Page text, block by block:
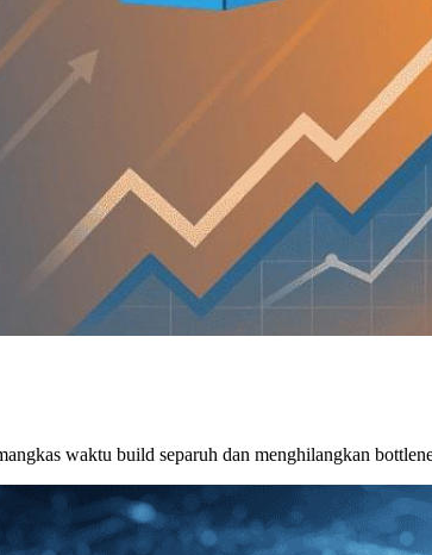
waktu build separuh dan menghilangkan